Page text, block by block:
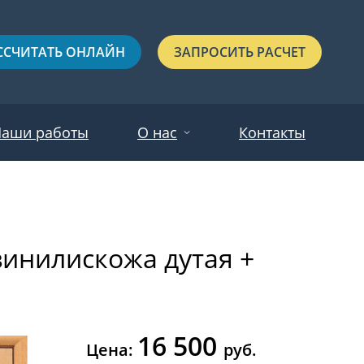
ОНЛАЙН ЗАПРОСИТЬ РАСЧЕТ
С выдавленным рисунком
работы О нас Контакты
дутая +
Цена: 16 500 руб.